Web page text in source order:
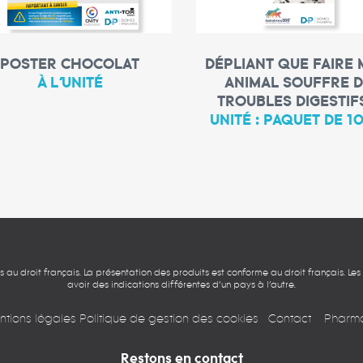
LIRE LA SUITE
POSTER CHOCOLAT
À L’UNITÉ
LIRE LA SUITE
DÉPLIANT QUE FAIRE
ANIMAL SOUFFRE
TROUBLES
UNITÉ : PAQUET DE
au droit français. La présentation des produits est conforme au droit français.
avoir des indications différentes d’un pays à l’autre.
légales Politique de gestion des cookies Contact
Restons en contact